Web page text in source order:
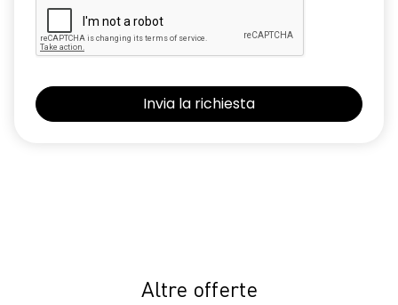
Altre offerte